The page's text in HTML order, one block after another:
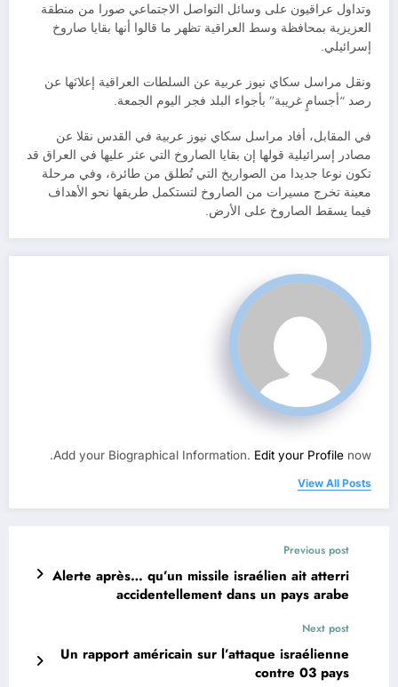
وتداول عراقيون على وسائل التواصل الاجتماعي صورا من منطقة
العزيزية بمحافظة وسط العراقية تظهر ما قالوا أنها بقايا صاروخ
إسرائيلي.
ونقل مراسل سكاي نيوز عربية عن السلطات العراقية إعلانَها عن
رصد “أجسامٍ غريبة” بأجواء البلد فجر اليوم الجمعة.
في المقابل، أفاد مراسل سكاي نيوز عربية في القدس نقلا عن
مصادر إسرائيلية قولها إن بقايا الصاروخ التي عثر عليها في العراق قد
تكون نوعا جديدا من الصواريخ التي تُطلق من طائرة، وفي مرحلة
معينة تخرج مسيرات من الصاروخ لتستكمل طريقها نحو الأهداف
فيما يسقط الصاروخ على الأرض.
Add your Biographical Information. Edit your Profile now.
View All Posts
Previous post
Alerte après… qu’un missile israélien ait atterri
accidentellement dans un pays arabe
Next post
Un rapport américain sur l’attaque israélienne
contre 03 pays